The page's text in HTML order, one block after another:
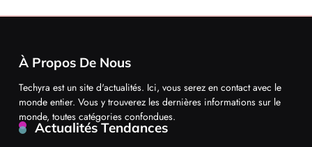
À Propos De Nous
Techyra est un site d'actualités. Ici, vous serez en contact avec le
monde entier. Vous y trouverez les dernières informations sur le
monde, toutes catégories confondues.
Actualités Tendances